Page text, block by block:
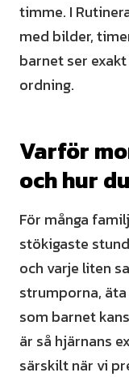
timme. I
med bilder,
barnet ser
ordning.
Varför
och hur
För många
stökigaste
och varje liten
strumporna,
som barnet
är så hjärnans
särskilt när vi